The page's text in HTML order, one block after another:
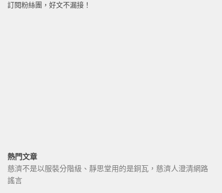
訂閱粉絲團，好文不漏接！
熱門文章
慈濟不是以服裝分階級、靜思堂用的是銅瓦，慈濟人澄清網路
謠言